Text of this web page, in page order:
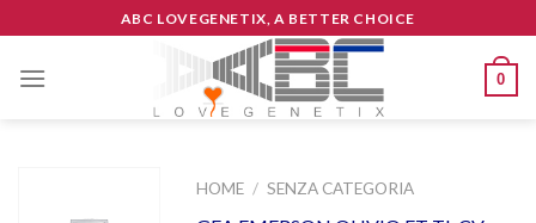
to
content
ABC LOVEGENETIX, A BETTER CHOICE
0
HOME / SENZA CATEGORIA